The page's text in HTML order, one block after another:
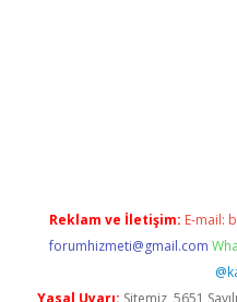
Reklam ve İletişim: E-mail:
forumhizmeti@gmail.com
Yasal Uyarı: Sitemiz, 5651